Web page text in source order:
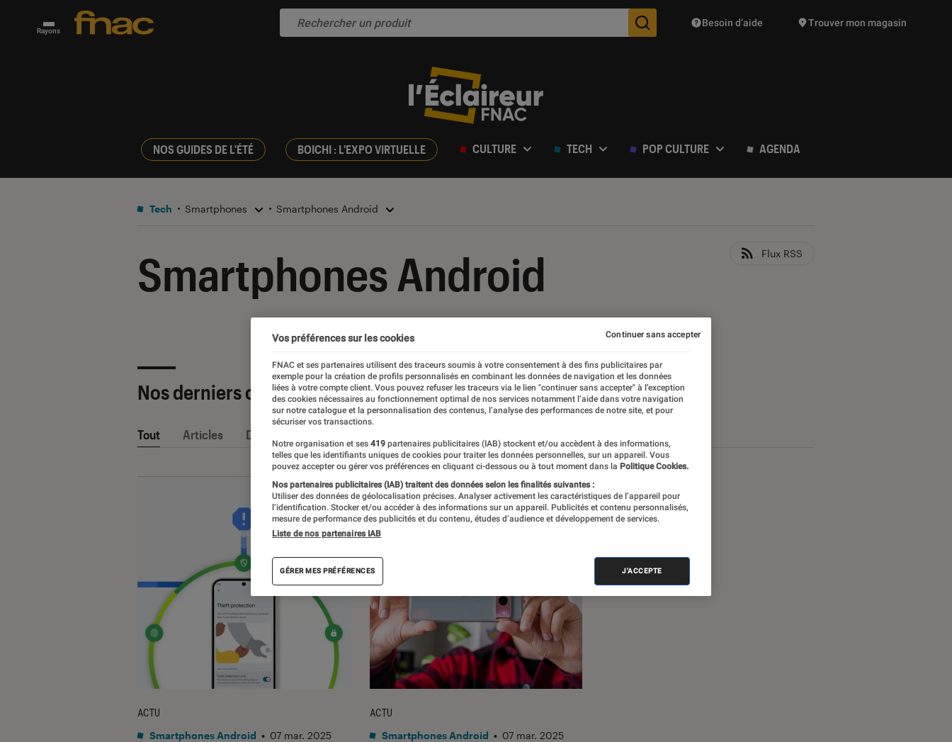
Rayons Des suggestions de produits vont vous être proposées
Besoin d’aide Trouver mon magasin
NOS GUIDES DE L'ÉTÉ BOICHI : L'EXPO VIRTUELLE CULTURE TECH POP CULTURE AGENDA
Tech Smartphones Smartphones Android
Smartphones Android Flux RSS
Nos derniers contenus
Tout Articles Dossiers
ACTU
Smartphones Android • 07 mar. 2025
ACTU
Smartphones Android • 07 mar. 2025
Vos préférences sur les cookies
FNAC et ses partenaires utilisent des traceurs soumis à votre consentement à des fins publicitaires par
exemple pour la création de profils personnalisés en combinant les données de navigation et les données
liées à votre compte client. Vous pouvez refuser les traceurs via le lien "continuer sans accepter" à l’exception
des cookies nécessaires au fonctionnement optimal de nos services notamment l’aide dans votre navigation
sur notre catalogue et la personnalisation des contenus, l’analyse des performances de notre site, et pour
sécuriser vos transactions.
Notre organisation et ses 419 partenaires publicitaires (IAB) stockent et/ou accèdent à des informations,
telles que les identifiants uniques de cookies pour traiter les données personnelles, sur un appareil. Vous
pouvez accepter ou gérer vos préférences en cliquant ci-dessous ou à tout moment dans la Politique Cookies.
Nos partenaires publicitaires (IAB) traitent des données selon les finalités suivantes :
Utiliser des données de géolocalisation précises. Analyser activement les caractéristiques de l’appareil pour
l’identification. Stocker et/ou accéder à des informations sur un appareil. Publicités et contenu personnalisés,
mesure de performance des publicités et du contenu, études d’audience et développement de services.
Liste de nos partenaires IAB
GÉRER MES PRÉFÉRENCES J'ACCEPTE
Continuer sans accepter